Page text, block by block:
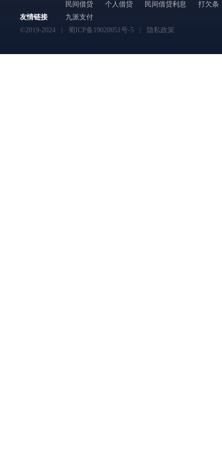
民间借贷
个人借贷 民间借贷利息
打欠条
友情链接
九派支付
©2019-2024
蜀ICP备19020051号-5 隐私政策